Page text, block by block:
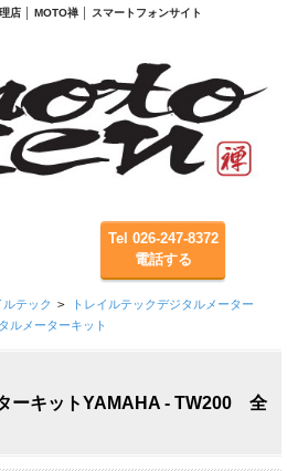
店 │ MOTO禅 │ スマートフォンサイト
Tel 026-247-8372
電話する
テック > トレイルテックデジタルメーター
ルメーターキット
ーキットYAMAHA - TW200 全